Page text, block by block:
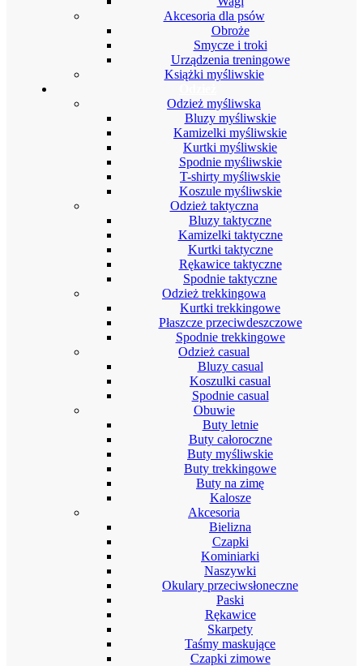
Akcesoria dla psów
Obroże
Smycze i troki
Urządzenia treningowe
Książki myśliwskie
Odzież myśliwska
Bluzy myśliwskie
Kamizelki myśliwskie
Kurtki myśliwskie
Spodnie myśliwskie
T-shirty myśliwskie
Koszule myśliwskie
Odzież taktyczna
Bluzy taktyczne
Kamizelki taktyczne
Kurtki taktyczne
Rękawice taktyczne
Spodnie taktyczne
Odzież trekkingowa
Kurtki trekkingowe
Płaszcze przeciwdeszczowe
Spodnie trekkingowe
Odzież casual
Bluzy casual
Koszulki casual
Spodnie casual
Obuwie
Buty letnie
Buty całoroczne
Buty myśliwskie
Buty trekkingowe
Buty na zimę
Kalosze
Akcesoria
Bielizna
Czapki
Kominiarki
Naszywki
Okulary przeciwsłoneczne
Paski
Rękawice
Skarpety
Taśmy maskujące
Czapki zimowe